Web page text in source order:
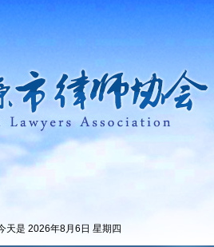
天是 2026年8月6日 星期四